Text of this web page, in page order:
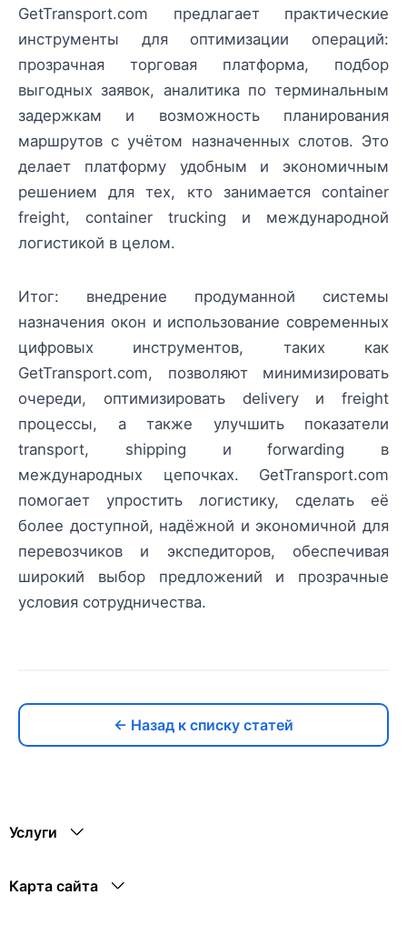
GetTransport.com предлагает практические
инструменты для оптимизации операций:
прозрачная торговая платформа, подбор
выгодных заявок, аналитика по терминальным
задержкам и возможность планирования
маршрутов с учётом назначенных слотов. Это
делает платформу удобным и экономичным
решением для тех, кто занимается container
freight, container trucking и международной
логистикой в целом.
Итог: внедрение продуманной системы
назначения окон и использование современных
цифровых инструментов, таких как
GetTransport.com, позволяют минимизировать
очереди, оптимизировать delivery и freight
процессы, а также улучшить показатели
transport, shipping и forwarding в
международных цепочках. GetTransport.com
помогает упростить логистику, сделать её
более доступной, надёжной и экономичной для
перевозчиков и экспедиторов, обеспечивая
широкий выбор предложений и прозрачные
условия сотрудничества.
← Назад к списку статей
Услуги
Карта сайта